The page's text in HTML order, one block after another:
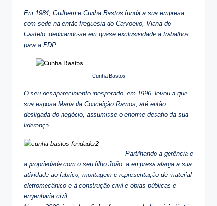
Em 1984, Guilherme Cunha Bastos funda a sua empresa
com sede na então freguesia do Carvoeiro, Viana do
Castelo, dedicando-se em quase exclusividade a trabalhos
para a EDP.
Cunha Bastos
O seu desaparecimento inesperado, em 1996, levou a que
sua esposa Maria da Conceição Ramos, até então
desligada do negócio, assumisse o enorme desafio da sua
liderança.
Partilhando a gerência e
a propriedade com o seu filho João, a empresa alarga a sua
atividade ao fabrico, montagem e representação de material
eletromecânico e à construção civil e obras públicas e
engenharia civil.